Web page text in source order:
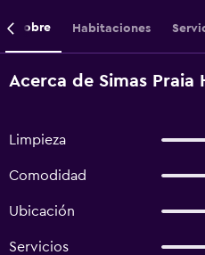
Sobre Habitaciones
Acerca de Simas Praia
Limpieza
Comodidad
Ubicación
Servicios